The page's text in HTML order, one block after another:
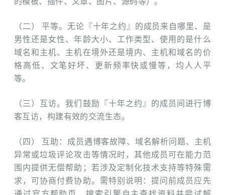
（二） 平等。无论『十年之约』的成员来自哪里、是
男性还是女性、年龄大小、工作类型、使用的是什么
域名和主机、主机在境外还是境内、主机和域名的价
格高低、文笔好坏、更新频率快或慢等，均人人平
等。
（三）互访。我们鼓励『十年之约』的成员间进行博
客互访，构建有效的交流生态。
（四） 互助：成员遇博客故障、域名解析问题、主机
异常或垃圾评论攻击等情况时，其他成员可在能力范
围内提供无偿帮助；若涉及定制化技术支持等特殊需
求，可协商付费协助。需特别说明：提问前成员应先